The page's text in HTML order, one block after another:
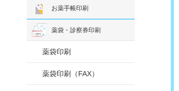
お薬手帳印刷
薬袋・診察券印刷
薬袋印刷
薬袋印刷（FAX）